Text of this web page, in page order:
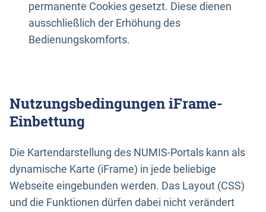
permanente Cookies gesetzt. Diese dienen
ausschließlich der Erhöhung des
Bedienungskomforts.
Nutzungsbedingungen iFrame-
Einbettung
Die Kartendarstellung des NUMIS-Portals kann als
dynamische Karte (iFrame) in jede beliebige
Webseite eingebunden werden. Das Layout (CSS)
und die Funktionen dürfen dabei nicht verändert